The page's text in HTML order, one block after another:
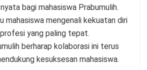
bagi mahasiswa Prabumulih.
mahasiswa mengenali kekuatan diri
yang paling tepat.
berharap kolaborasi ini terus
kesuksesan mahasiswa.